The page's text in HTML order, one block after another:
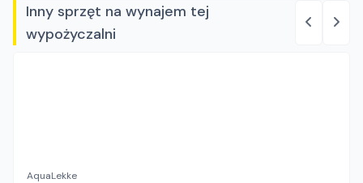
Inny sprzęt na wynajem tej
wypożyczalni
AquaLekke